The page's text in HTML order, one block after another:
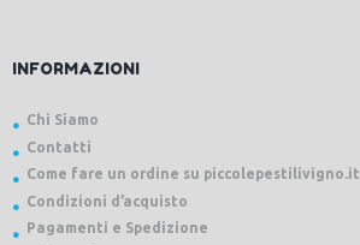
INFORMAZIONI
Chi Siamo
Contatti
Come fare un ordine su piccolepestilivigno.it
Condizioni d’acquisto
Pagamenti e Spedizione